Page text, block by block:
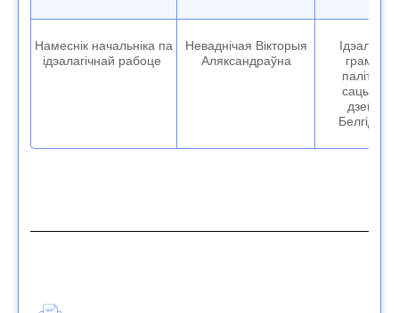
Намеснік начальніка па
ідэалагічнай рабоце
Неваднічая Вікторыя
Аляксандраўна